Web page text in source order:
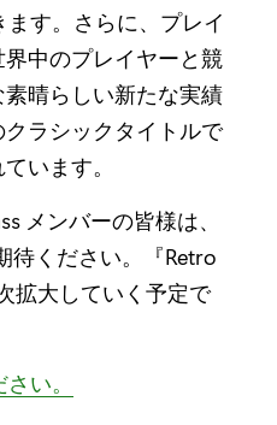
ます。さらに、プレイ
中のプレイヤーと競
晴らしい新たな実績
ラシックタイトルで
います。
メンバーの皆様は、
待ください。『Retro
拡大していく予定で
い。